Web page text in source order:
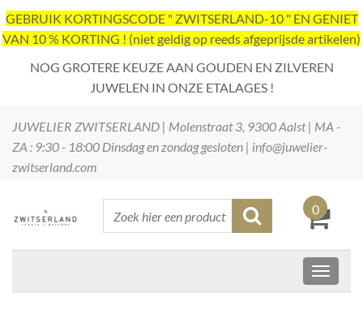
GEBRUIK KORTINGSCODE " ZWITSERLAND-10 " EN GENIET
VAN 10 % KORTING ! (niet geldig op reeds afgeprijsde artikelen)
NOG GROTERE KEUZE AAN GOUDEN EN ZILVEREN
JUWELEN IN ONZE ETALAGES !
JUWELIER ZWITSERLAND | Molenstraat 3, 9300 Aalst | MA -
ZA : 9:30 - 18:00 Dinsdag en zondag gesloten | info@juwelier-
zwitserland.com
0